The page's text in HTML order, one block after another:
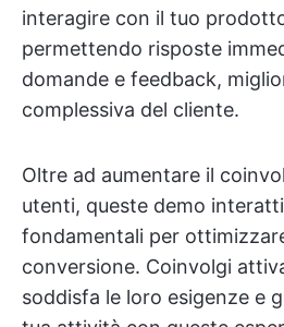
interagire con il tuo
permettendo risposte
domande e feedback,
complessiva del cliente.
Oltre ad aumentare il
utenti, queste demo
fondamentali per
conversione. Coinvolgi
soddisfa le loro esigenze e